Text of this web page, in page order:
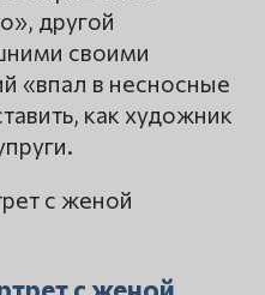
другой
своими
«впал в несносные
как художник